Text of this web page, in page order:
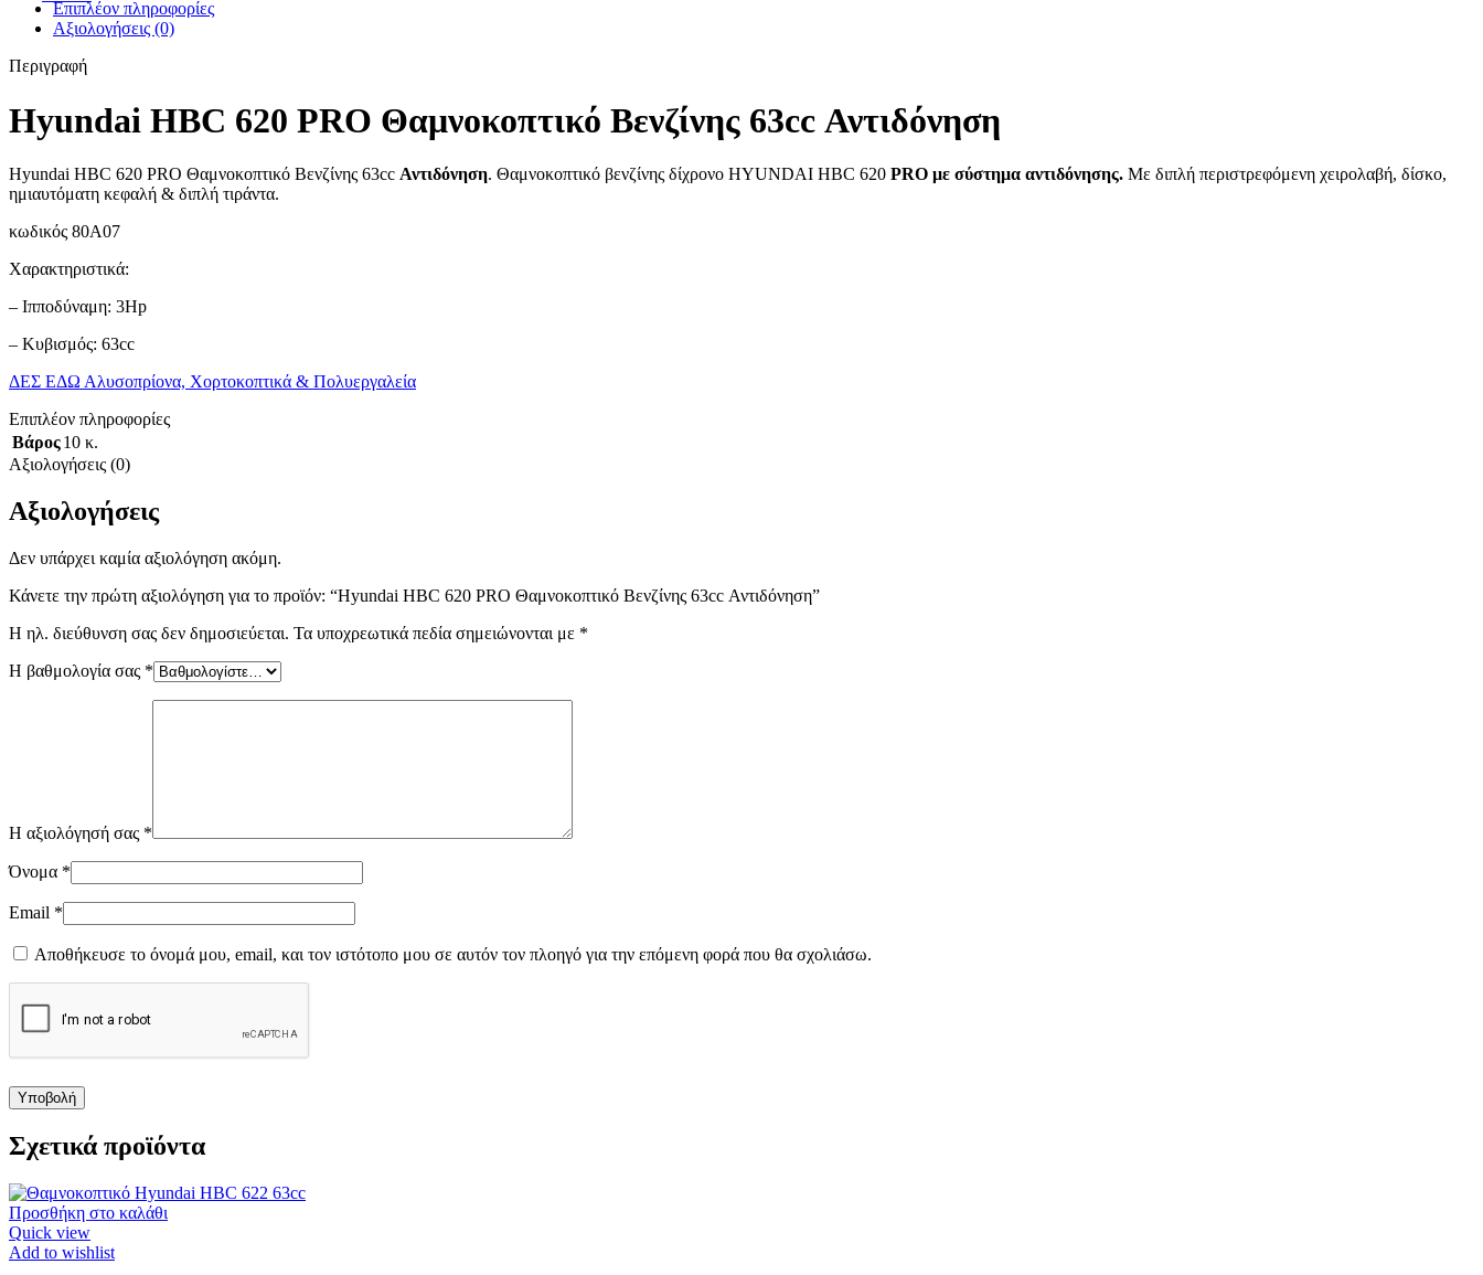
Επιπλέον πληροφορίες
Αξιολογήσεις (0)
Περιγραφή
Hyundai HBC 620 PRO Θαμνοκοπτικό Βενζίνης 63cc Αντιδόνηση
Hyundai HBC 620 PRO Θαμνοκοπτικό Βενζίνης 63cc Αντιδόνηση. Θαμνοκοπτικό βενζίνης δίχρονο HYUNDAI HBC 620 PRO με σύστημα αντιδόνησης. Με διπλή περιστρεφόμενη χειρολαβή, δίσκο,
ημιαυτόματη κεφαλή & διπλή τιράντα.
κωδικός 80A07
Χαρακτηριστικά:
– Ιπποδύναμη: 3Hp
– Κυβισμός: 63cc
ΔΕΣ ΕΔΩ Αλυσοπρίονα, Χορτοκοπτικά & Πολυεργαλεία
Επιπλέον πληροφορίες
Βάρος10 κ.
Αξιολογήσεις (0)
Αξιολογήσεις
Δεν υπάρχει καμία αξιολόγηση ακόμη.
Κάνετε την πρώτη αξιολόγηση για το προϊόν: “Hyundai HBC 620 PRO Θαμνοκοπτικό Βενζίνης 63cc Αντιδόνηση”
Η ηλ. διεύθυνση σας δεν δημοσιεύεται. Τα υποχρεωτικά πεδία σημειώνονται με *
Η βαθμολογία σας *
Η αξιολόγησή σας *
Όνομα *
Email *
Αποθήκευσε το όνομά μου, email, και τον ιστότοπο μου σε αυτόν τον πλοηγό για την επόμενη φορά που θα σχολιάσω.
Σχετικά προϊόντα
Προσθήκη στο καλάθι
Quick view
Add to wishlist